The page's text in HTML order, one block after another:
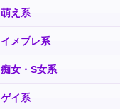
萌え系
イメプレ系
痴女・S女系
ゲイ系